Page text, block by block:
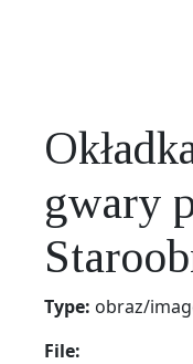
gwary
Type: obraz/
File: